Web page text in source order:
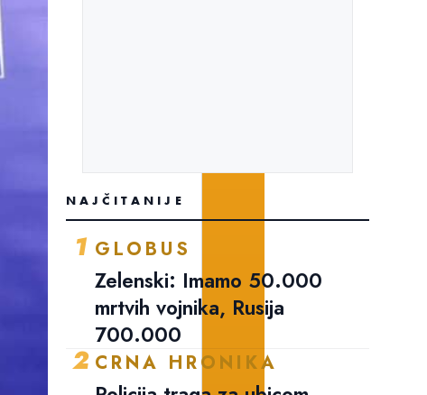
NAJČITANIJE
1 GLOBUS
Zelenski: Imamo 50.000
mrtvih vojnika, Rusija
700.000
2 CRNA HRONIKA